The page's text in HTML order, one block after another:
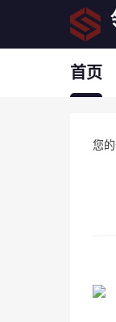
首页
您的